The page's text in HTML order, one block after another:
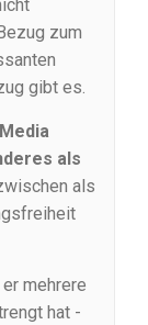
zum
gibt es.
als
als
mehrere
hat -